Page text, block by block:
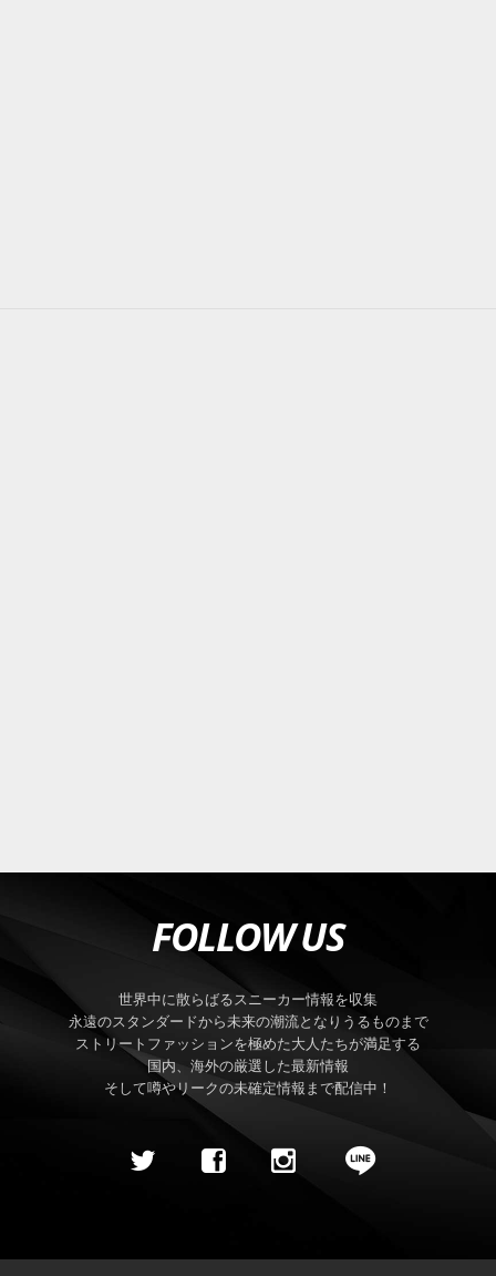
FOLLOW US
世界中に散らばるスニーカー情報を収集
永遠のスタンダードから未来の潮流となりうるものまで
ストリートファッションを極めた大人たちが満足する
国内、海外の厳選した最新情報
そして噂やリークの未確定情報まで配信中！